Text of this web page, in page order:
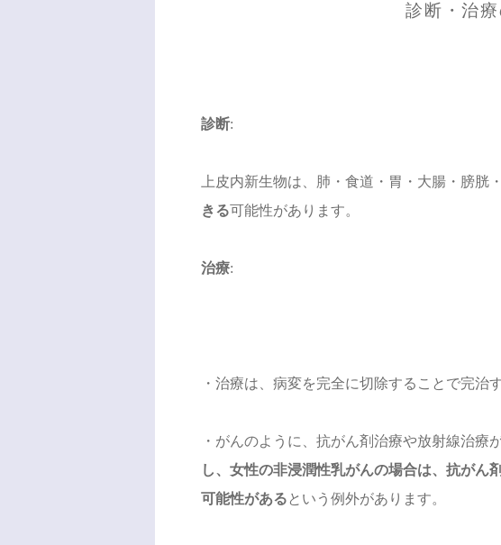
診断・治
診断:
上皮内新生物は、肺・食道・胃・大腸・膀胱
きる可能性があります。
治療:
・治療は、病変を完全に切除することで完治
・がんのように、抗がん剤治療や放射線治療
し、女性の非浸潤性乳がんの場合は、抗がん
可能性がある という例外があります。